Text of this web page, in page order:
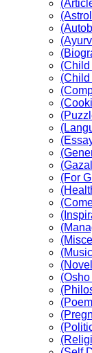
(Child
(Child
(For